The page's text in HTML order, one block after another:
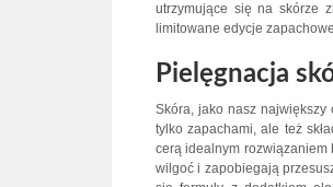
utrzymujące się na skórze
limitowane edycje
Pielęgnacja
Skóra, jako nasz
tylko zapachami, ale też
cerą idealnym rozwiązaniem
wilgoć i zapobiegają